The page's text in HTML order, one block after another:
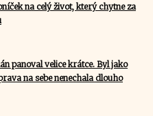
na celý život, který chytne za
panoval velice krátce. Byl jako
na sebe nenechala dlouho